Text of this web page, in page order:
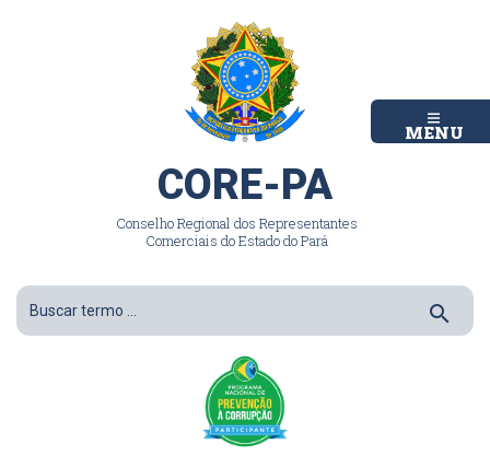
MENU
CORE-PA
Conselho Regional dos Representantes
Comerciais do Estado do Pará
search